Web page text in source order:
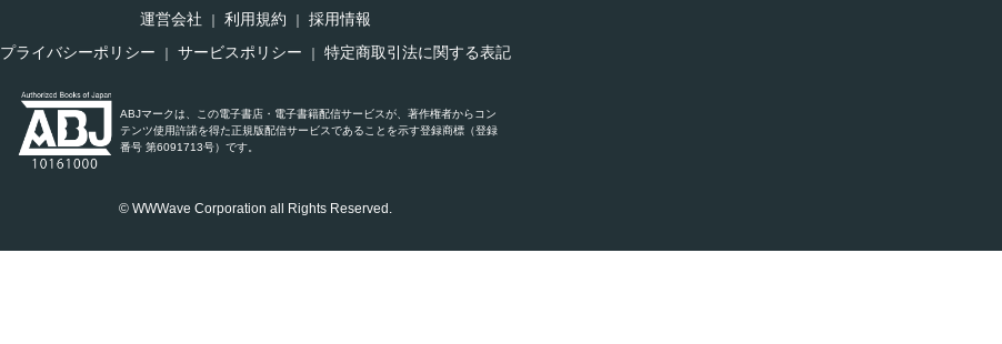
運営会社 利用規約
採用情報
プライバシーポリシー
サービスポリシー 特定商取引法に関する表記
ABJマークは、この電子書店・電子書籍配信サービスが、著作権者からコン
テンツ使用許諾を得た正規版配信サービスであることを示す登録商標（登録
番号 第6091713号）です。
© WWWave Corporation all Rights Reserved.